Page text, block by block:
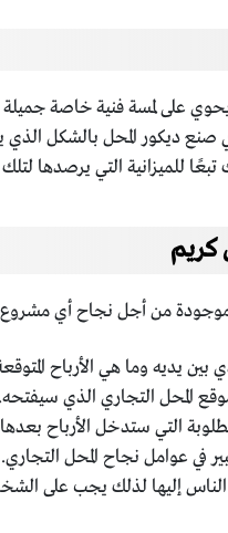
على لمسة فنية خاصة جميلة
صنع ديكور المحل بالشكل
للميزانية التي يرصدها
موجودة من أجل نجاح أي
يديه وما هي الأرباح
المحل التجاري الذي سيفتحه.
التي ستدخل الأرباح
في عوامل نجاح المحل التجاري.
إليها لذلك يجب على